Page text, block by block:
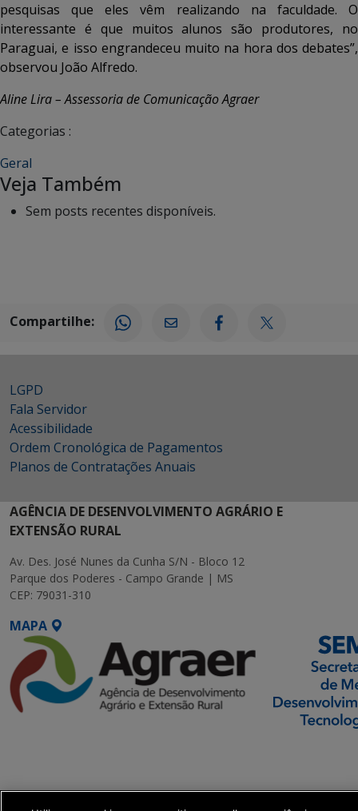
pesquisas que eles vêm realizando na faculdade. O
interessante é que muitos alunos são produtores, no
Paraguai, e isso engrandeceu muito na hora dos debates”,
observou João Alfredo.
Aline Lira – Assessoria de Comunicação Agraer
Categorias :
Geral
Veja Também
Sem posts recentes disponíveis.
Compartilhe:
LGPD
Fala Servidor
Acessibilidade
Ordem Cronológica de Pagamentos
Planos de Contratações Anuais
AGÊNCIA DE DESENVOLVIMENTO AGRÁRIO E
EXTENSÃO RURAL
Av. Des. José Nunes da Cunha S/N - Bloco 12
Parque dos Poderes - Campo Grande | MS
CEP: 79031-310
MAPA
Transformação Digital